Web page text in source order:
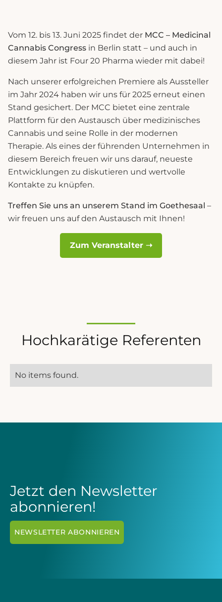
Vom 12. bis 13. Juni 2025 findet der MCC – Medicinal
Cannabis Congress in Berlin statt – und auch in
diesem Jahr ist Four 20 Pharma wieder mit dabei!
Nach unserer erfolgreichen Premiere als Aussteller
im Jahr 2024 haben wir uns für 2025 erneut einen
Stand gesichert. Der MCC bietet eine zentrale
Plattform für den Austausch über medizinisches
Cannabis und seine Rolle in der modernen
Therapie. Als eines der führenden Unternehmen in
diesem Bereich freuen wir uns darauf, neueste
Entwicklungen zu diskutieren und wertvolle
Kontakte zu knüpfen.
Treffen Sie uns an unserem Stand im Goethesaal –
wir freuen uns auf den Austausch mit Ihnen!
Zum Veranstalter ➝
Hochkarätige Referenten
No items found.
Jetzt den Newsletter
abonnieren!
NEWSLETTER ABONNIEREN